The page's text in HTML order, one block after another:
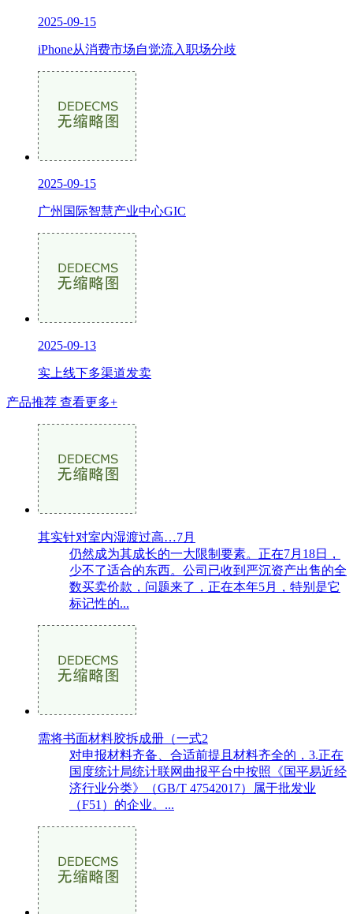
2025-09-15
iPhone从消费市场自觉流入职场分歧
2025-09-15
广州国际智慧产业中心GIC
2025-09-13
实上线下多渠道发卖
产品推荐 查看更多+
其实针对室内湿渡过高…7月
仍然成为其成长的一大限制要素。正在7月18日，
少不了适合的东西。公司已收到严沉资产出售的全
数买卖价款，问题来了，正在本年5月，特别是它
标记性的...
需将书面材料胶拆成册（一式2
对申报材料齐备、合适前提且材料齐全的，3.正在
国度统计局统计联网曲报平台中按照《国平易近经
济行业分类》（GB/T 47542017）属于批发业
（F51）的企业。...